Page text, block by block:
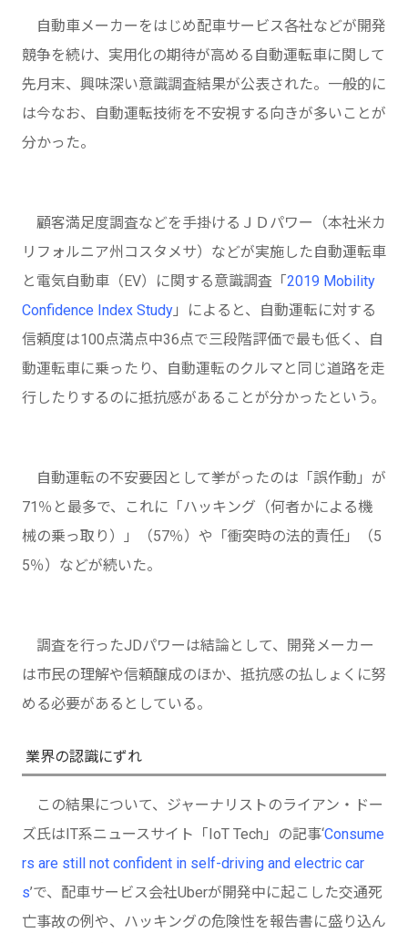
自動車メーカーをはじめ配車サービス各社などが開発
競争を続け、実用化の期待が高める自動運転車に関して
先月末、興味深い意識調査結果が公表された。一般的に
は今なお、自動運転技術を不安視する向きが多いことが
分かった。
顧客満足度調査などを手掛けるＪＤパワー（本社米カ
リフォルニア州コスタメサ）などが実施した自動運転車
と電気自動車（EV）に関する意識調査「2019 Mobility
Confidence Index Study 」によると、自動運転に対する
信頼度は100点満点中36点で三段階評価で最も低く、自
動運転車に乗ったり、自動運転のクルマと同じ道路を走
行したりするのに抵抗感があることが分かったという。
自動運転の不安要因として挙がったのは「誤作動」が
71％と最多で、これに「ハッキング（何者かによる機
械の乗っ取り）」（57％）や「衝突時の法的責任」（5
5％）などが続いた。
調査を行ったJDパワーは結論として、開発メーカー
は市民の理解や信頼醸成のほか、抵抗感の払しょくに努
める必要があるとしている。
業界の認識にずれ
この結果について、ジャーナリストのライアン・ドー
ズ氏はIT系ニュースサイト「IoT Tech」の記事‘Consume
rs are still not confident in self-driving and electric car
s’で、配車サービス会社Uberが開発中に起こした交通死
亡事故の例や、ハッキングの危険性を報告書に盛り込ん